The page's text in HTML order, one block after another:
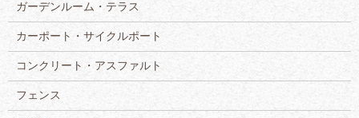
ガーデンルーム・テラス
カーポート・サイクルポート
コンクリート・アスファルト
フェンス